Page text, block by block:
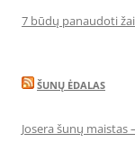
7 būdų panaudoti
ŠUNŲ ĖDALAS
Josera šunų